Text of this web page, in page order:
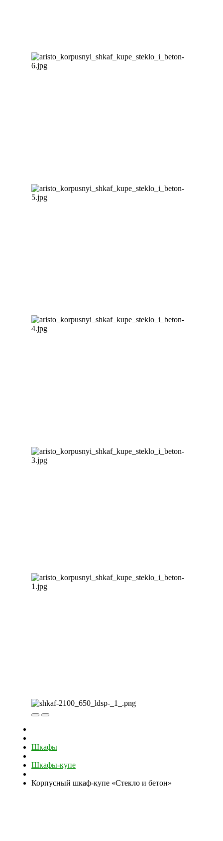
Шкафы
Шкафы-купе
Корпусный шкаф-купе «Стекло и бетон»